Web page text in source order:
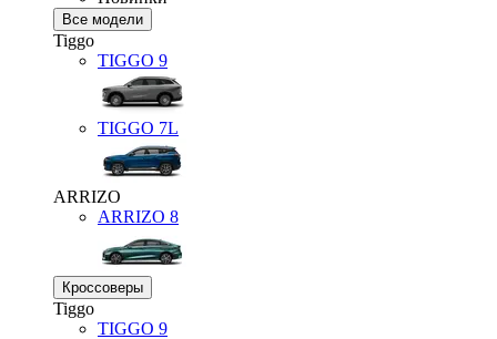
Все модели
Tiggo
TIGGO 9
TIGGO 7L
ARRIZO
ARRIZO 8
Кроссоверы
Tiggo
TIGGO 9